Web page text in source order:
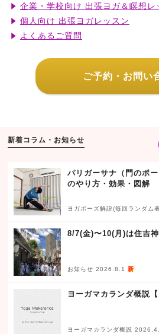
企業・学校向け 出張ヨガ＆瞑想レ
個人向け 出張ヨガレッスン
よくあるご質問
ご予約・お問い
新着コラム・お知らせ
パリガーサナ（門のポ
のやり方・効果・図解
ヨガポーズ解説(毎回ランダム
8/7(金)〜10(月)は住吉
お知らせ 2026.8.1新
ヨーガマカランダ概説
ヨーガマカランダ概説